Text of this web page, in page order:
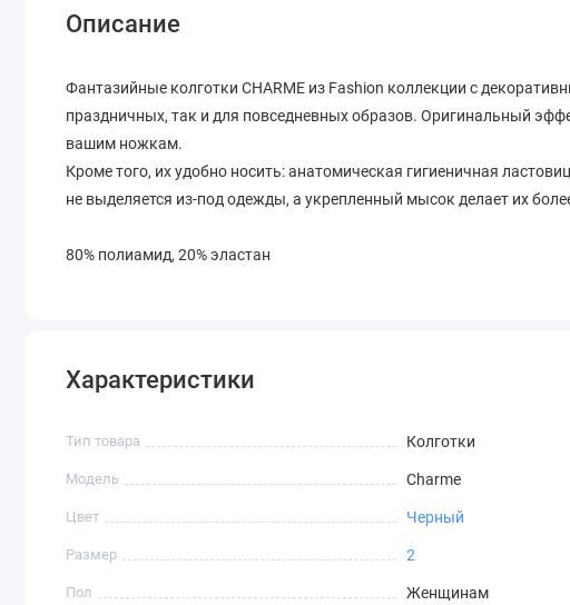
Описание
Фантазийные колготки CHARME из Fashion коллекции c
праздничных, так и для повседневных образов. Оригинальный
вашим ножкам.
Кроме того, их удобно носить: анатомическая гигиеничная
не выделяется из-под одежды, а укрепленный мысок делает их
80% полиамид, 20% эластан
Характеристики
Тип товара Колготки
Модель Charme
Цвет Черный
Размер 2
Пол Женщинам